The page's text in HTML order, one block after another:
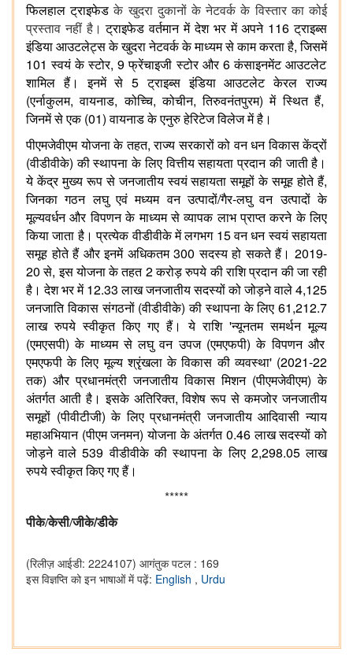
फिलहाल ट्राइफेड के खुदरा दुकानों के नेटवर्क के विस्तार का कोई
प्रस्ताव नहीं है। ट्राइफेड वर्तमान में देश भर में अपने116ट्राइब्स
इंडिया आउटलेट्स के खुदरा नेटवर्क के माध्यम से काम करता है,जिसमें
101स्वयं के स्टोर, 9फ्रेंचाइजी स्टोर और6कंसाइनमेंट आउटलेट
शामिल
हैं। इनमें से 5ट्राइब्स इंडिया आउटलेट केरल राज्य
(एर्नाकुलम,वायनाड,कोच्चि,कोचीन,तिरुवनंतपुरम)में स्थित हैं,
जिनमें से एक(01)वायनाड के एनुरु हेरिटेज विलेज में है।
पीएमजेवीएम योजना के तहत,राज्य सरकारों को वन धन विकास केंद्रों
(वीडीवीके)की स्थापना के लिए वित्तीय सहायता प्रदान की जाती है।
ये केंद्र मुख्य रूप से जनजातीय स्वयं सहायता समूहों के समूह होते हैं,
जिनका गठन लघु एवं मध्यम वन उत्पादों/गैर-लघु वन उत्पादों के
मूल्यवर्धन और विपणन के माध्यम से व्यापक लाभ प्राप्त करने के लिए
किया जाता है। प्रत्येक वीडीवीके में लगभग15वन धन स्वयं सहायता
समूह होते हैं और इनमें अधिकतम300सदस्य हो सकते हैं। 2019-
20से,इस योजना के तहत2करोड़ रुपये की राशि प्रदान की जा रही
है। देश भर में12.33लाख जनजातीय सदस्यों को जोड़ने वाले 4,125
जनजाति विकास संगठनों(वीडीवीके)की स्थापना के लिए 61,212.7
लाख रुपये स्वीकृत किए गए हैं। ये राशि'न्यूनतम समर्थन मूल्य
(एमएसपी)के माध्यम से लघु वन उपज(एमएफपी)के विपणन और
एमएफपी के लिए मूल्य श्रृंखला के विकास की व्यवस्था' (2021-22
तक) और प्रधानमंत्री जनजातीय विकास मिशन(पीएमजेवीएम)के
अंतर्गत आती है। इसके अतिरिक्त,विशेष रूप से कमजोर जनजातीय
समूहों (पीवीटीजी)के लिए प्रधानमंत्री जनजातीय आदिवासी न्याय
महाअभियान(पीएम जनमन)योजना के अंतर्गत0.46लाख सदस्यों को
जोड़ने वाले 539वीडीवीके की स्थापना के लिए2,298.05लाख
रुपये स्वीकृत किए गए हैं।
*****
पीके/केसी/जीके/डीके
(रिलीज़ आईडी: 2224107) आगंतुक पटल : 169
इस विज्ञप्ति को इन भाषाओं में पढ़ें: English , Urdu